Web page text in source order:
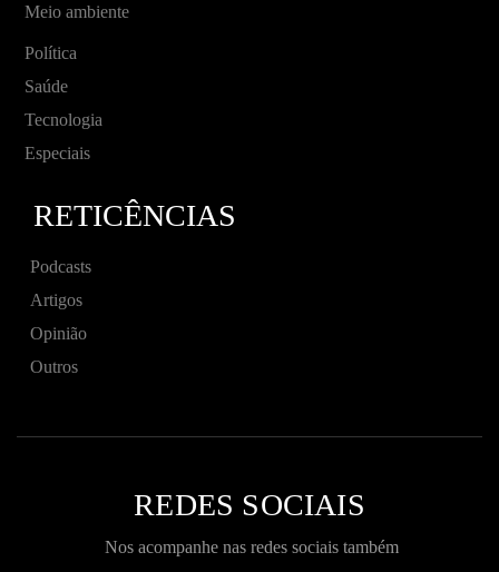
Meio ambiente
Política
Saúde
Tecnologia
Especiais
RETICÊNCIAS
Podcasts
Artigos
Opinião
Outros
REDES SOCIAIS
Nos acompanhe nas redes sociais também